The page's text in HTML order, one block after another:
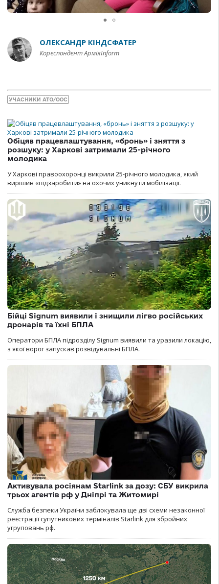
ОЛЕКСАНДР КІНДСФАТЕР
Кореспондент АрміяInform
УЧАСНИКИ АТО/ООС
Обіцяв працевлаштування, «бронь» і зняття з
розшуку: у Харкові затримали 25-річного
молодика
У Харкові правоохоронці викрили 25-річного молодика, який
вирішив «підзаробити» на охочих уникнути мобілізації.
Бійці Signum виявили і знищили лігво російських
дронарів та їхні БПЛА
Оператори БПЛА підрозділу Signum виявили та уразили локацію,
з якої ворог запускав розвідувальні БПЛА.
Активувала росіянам Starlink за дозу: СБУ викрила
трьох агентів рф у Дніпрі та Житомирі
Служба безпеки України заблокувала ще дві схеми незаконної
реєстрації супутникових терміналів Starlink для збройних
угруповань рф.